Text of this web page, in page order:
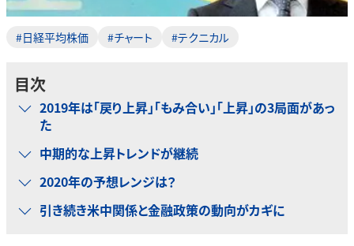
#日経平均株価 #チャート #テクニカル
目次
2019年は「戻り上昇」「もみ合い」「上昇」の3局面があっ
た
中期的な上昇トレンドが継続
2020年の予想レンジは？
引き続き米中関係と金融政策の動向がカギに